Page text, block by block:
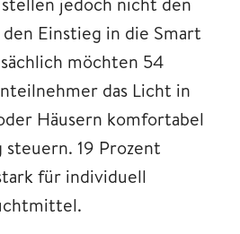
Einstieg in die Smart
möchten 54
das Licht in
Häusern komfortabel
19 Prozent
für individuell